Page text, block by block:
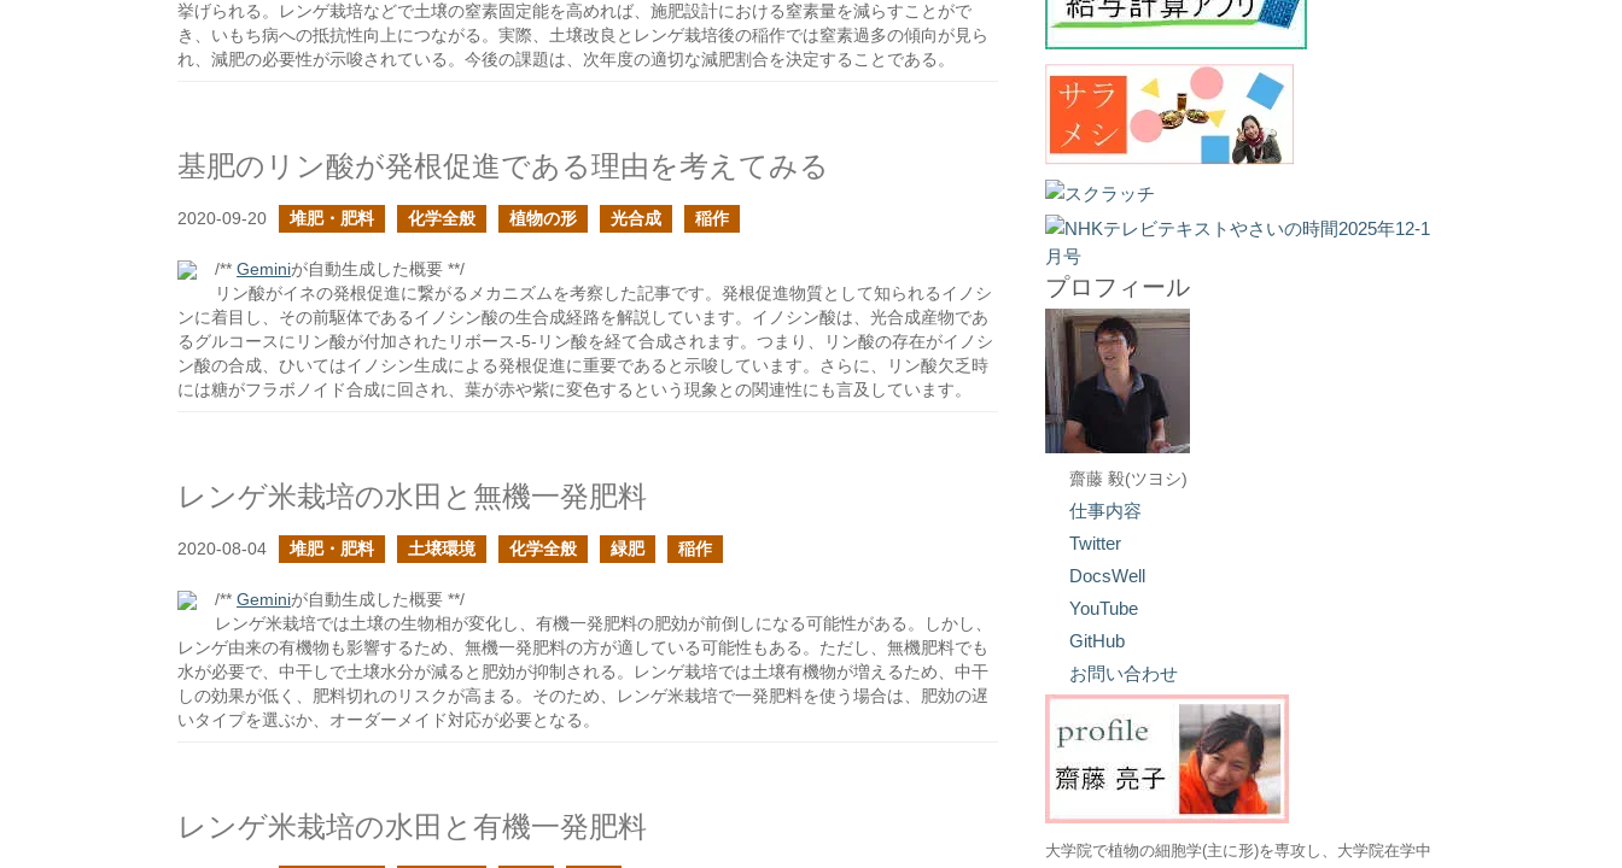
挙げられる。レンゲ栽培などで土壌の窒素固定能を高めれば、施肥設計における窒素量を減らすことがで
き、いもち病への抵抗性向上につながる。実際、土壌改良とレンゲ栽培後の稲作では窒素過多の傾向が見ら
れ、減肥の必要性が示唆されている。今後の課題は、次年度の適切な減肥割合を決定することである。
基肥のリン酸が発根促進である理由を考えてみる
2020-09-20 堆肥・肥料 化学全般 植物の形 光合成 稲作
/** Geminiが自動生成した概要 **/
リン酸がイネの発根促進に繋がるメカニズムを考察した記事です。発根促進物質として知られるイノシ
ンに着目し、その前駆体であるイノシン酸の生合成経路を解説しています。イノシン酸は、光合成産物であ
るグルコースにリン酸が付加されたリボース-5-リン酸を経て合成されます。つまり、リン酸の存在がイノシ
ン酸の合成、ひいてはイノシン生成による発根促進に重要であると示唆しています。さらに、リン酸欠乏時
には糖がフラボノイド合成に回され、葉が赤や紫に変色するという現象との関連性にも言及しています。
レンゲ米栽培の水田と無機一発肥料
2020-08-04 堆肥・肥料 土壌環境 化学全般 緑肥 稲作
/** Geminiが自動生成した概要 **/
レンゲ米栽培では土壌の生物相が変化し、有機一発肥料の肥効が前倒しになる可能性がある。しかし、
レンゲ由来の有機物も影響するため、無機一発肥料の方が適している可能性もある。ただし、無機肥料でも
水が必要で、中干しで土壌水分が減ると肥効が抑制される。レンゲ栽培では土壌有機物が増えるため、中干
しの効果が低く、肥料切れのリスクが高まる。そのため、レンゲ米栽培で一発肥料を使う場合は、肥効の遅
いタイプを選ぶか、オーダーメイド対応が必要となる。
レンゲ米栽培の水田と有機一発肥料
プロフィール
齋藤 毅(ツヨシ)
仕事内容
Twitter
DocsWell
YouTube
GitHub
お問い合わせ
大学院で植物の細胞学(主に形)を専攻し、大学院在学中